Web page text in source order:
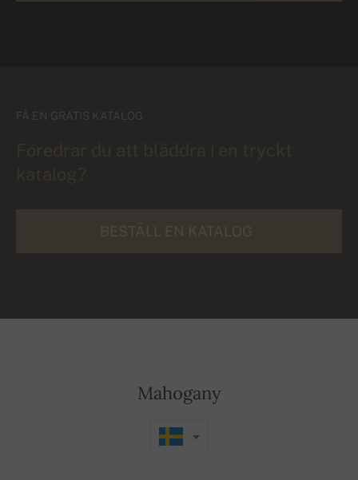
FÅ EN GRATIS KATALOG
Mahogany